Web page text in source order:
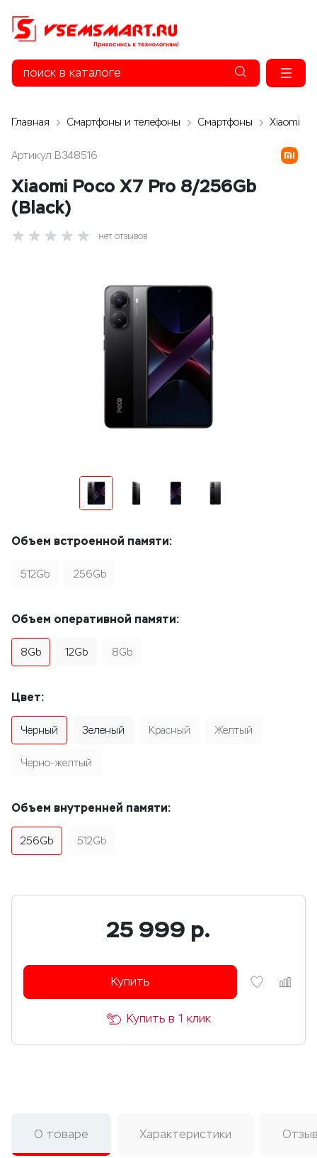
Главная Смартфоны и телефоны Смартфоны Xiaomi
Артикул B348516
Xiaomi Poco X7 Pro 8/256Gb
(Black)
нет отзывов
Объем встроенной памяти:
512Gb 256Gb
Объем оперативной памяти:
8Gb 12Gb 8Gb
Цвет:
Черный Зеленый Красный Желтый
Черно-желтый
Объем внутренней памяти:
256Gb 512Gb
25 999 р.
Купить
Купить в 1 клик
О товаре Характеристики